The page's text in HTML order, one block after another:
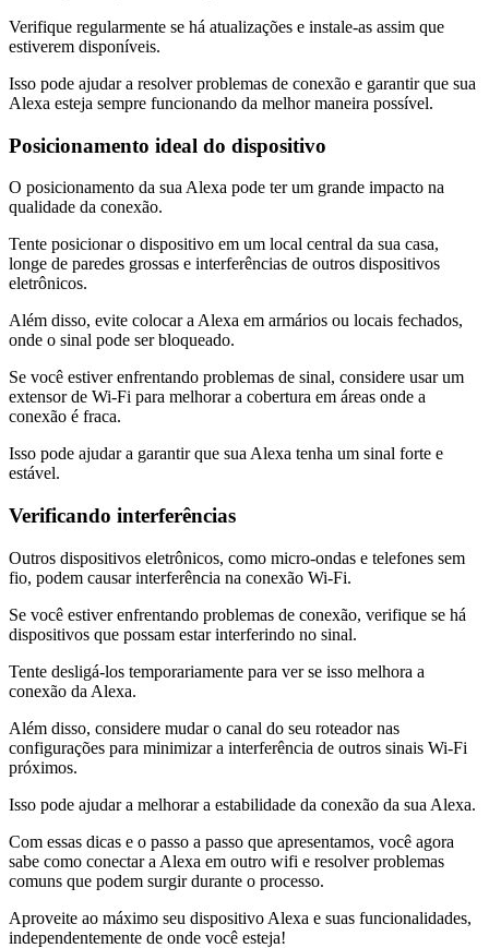
Verifique regularmente se há atualizações e instale-as assim que
estiverem disponíveis.
Isso pode ajudar a resolver problemas de conexão e garantir que sua
Alexa esteja sempre funcionando da melhor maneira possível.
Posicionamento ideal do dispositivo
O posicionamento da sua Alexa pode ter um grande impacto na
qualidade da conexão.
Tente posicionar o dispositivo em um local central da sua casa,
longe de paredes grossas e interferências de outros dispositivos
eletrônicos.
Além disso, evite colocar a Alexa em armários ou locais fechados,
onde o sinal pode ser bloqueado.
Se você estiver enfrentando problemas de sinal, considere usar um
extensor de Wi-Fi para melhorar a cobertura em áreas onde a
conexão é fraca.
Isso pode ajudar a garantir que sua Alexa tenha um sinal forte e
estável.
Verificando interferências
Outros dispositivos eletrônicos, como micro-ondas e telefones sem
fio, podem causar interferência na conexão Wi-Fi.
Se você estiver enfrentando problemas de conexão, verifique se há
dispositivos que possam estar interferindo no sinal.
Tente desligá-los temporariamente para ver se isso melhora a
conexão da Alexa.
Além disso, considere mudar o canal do seu roteador nas
configurações para minimizar a interferência de outros sinais Wi-Fi
próximos.
Isso pode ajudar a melhorar a estabilidade da conexão da sua Alexa.
Com essas dicas e o passo a passo que apresentamos, você agora
sabe como conectar a Alexa em outro wifi e resolver problemas
comuns que podem surgir durante o processo.
Aproveite ao máximo seu dispositivo Alexa e suas funcionalidades,
independentemente de onde você esteja!